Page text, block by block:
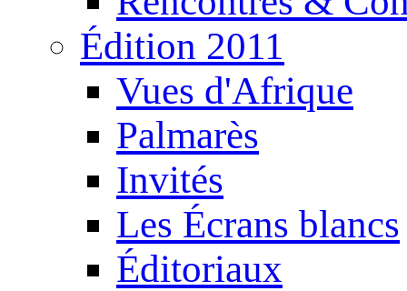
Édition 2011
Vues d'Afrique
Palmarès
Invités
Les Écrans blancs
Éditoriaux